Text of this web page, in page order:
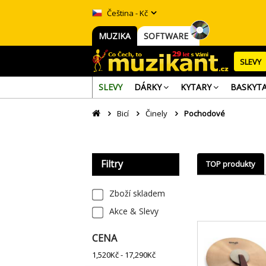
Čeština - Kč
MUZIKA SOFTWARE
SLEVY
SLEVY DÁRKY KYTARY
Bicí Činely Pochodové
Filtry
Zboží skladem
Akce & Slevy
CENA
1,520Kč - 17,290Kč
TOP produkty